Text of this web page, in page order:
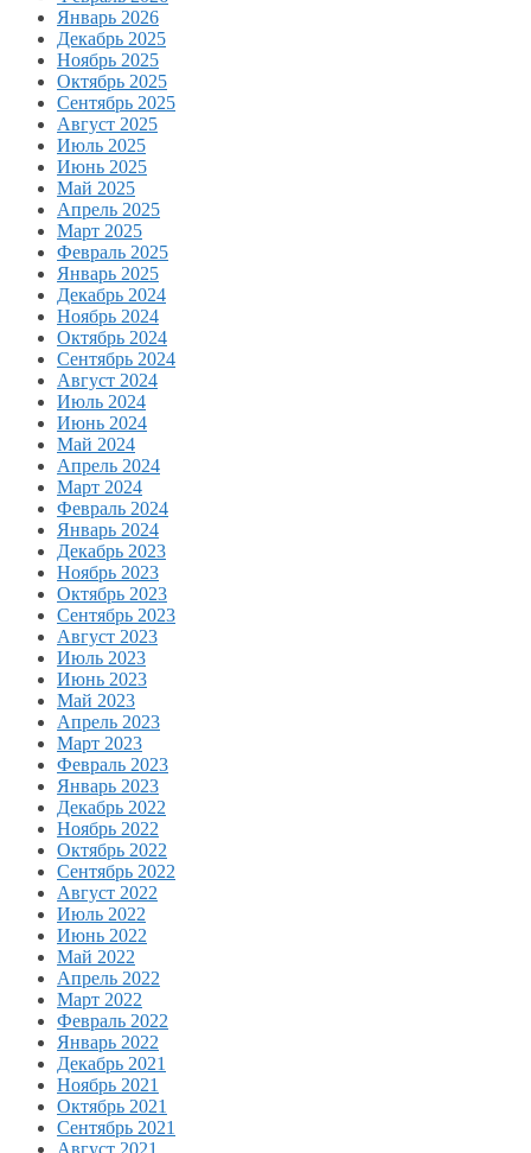
Январь 2026
Декабрь 2025
Ноябрь 2025
Октябрь 2025
Сентябрь 2025
Август 2025
Июль 2025
Июнь 2025
Май 2025
Апрель 2025
Март 2025
Февраль 2025
Январь 2025
Декабрь 2024
Ноябрь 2024
Октябрь 2024
Сентябрь 2024
Август 2024
Июль 2024
Июнь 2024
Май 2024
Апрель 2024
Март 2024
Февраль 2024
Январь 2024
Декабрь 2023
Ноябрь 2023
Октябрь 2023
Сентябрь 2023
Август 2023
Июль 2023
Июнь 2023
Май 2023
Апрель 2023
Март 2023
Февраль 2023
Январь 2023
Декабрь 2022
Ноябрь 2022
Октябрь 2022
Сентябрь 2022
Август 2022
Июль 2022
Июнь 2022
Май 2022
Апрель 2022
Март 2022
Февраль 2022
Январь 2022
Декабрь 2021
Ноябрь 2021
Октябрь 2021
Сентябрь 2021
Август 2021